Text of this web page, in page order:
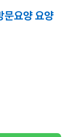
요양 요양